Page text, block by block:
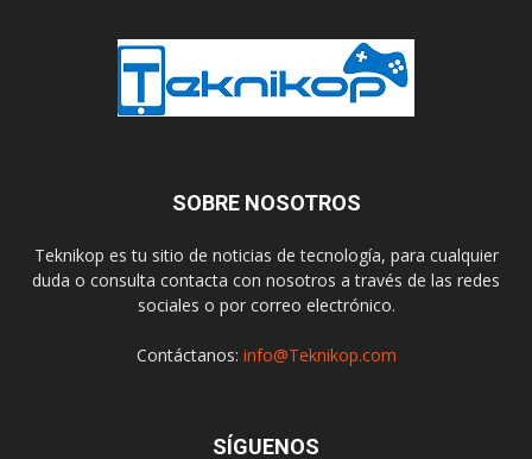
SOBRE NOSOTROS
Teknikop es tu sitio de noticias de tecnología, para cualquier
duda o consulta contacta con nosotros a través de las redes
sociales o por correo electrónico.
Contáctanos: info@Teknikop.com
SÍGUENOS